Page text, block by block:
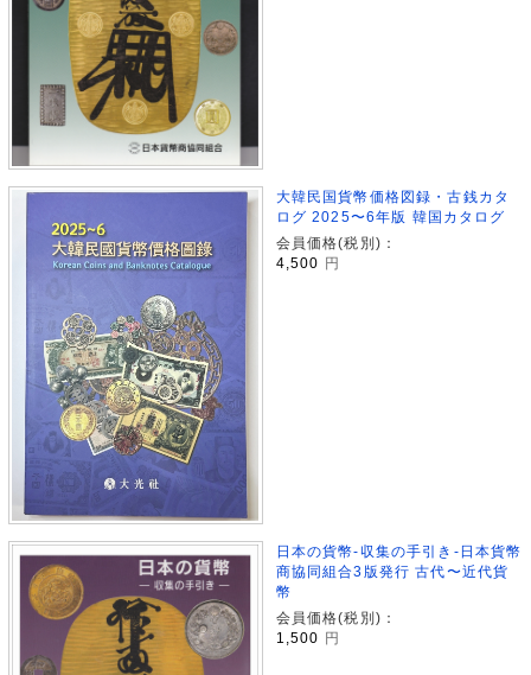
大韓民国貨幣価格図録・古銭カタ
ログ 2025〜6年版 韓国カタログ
会員価格(税別)：
4,500
円
日本の貨幣-収集の手引き-日本貨幣
商協同組合3版発行 古代〜近代貨
幣
会員価格(税別)：
1,500 円